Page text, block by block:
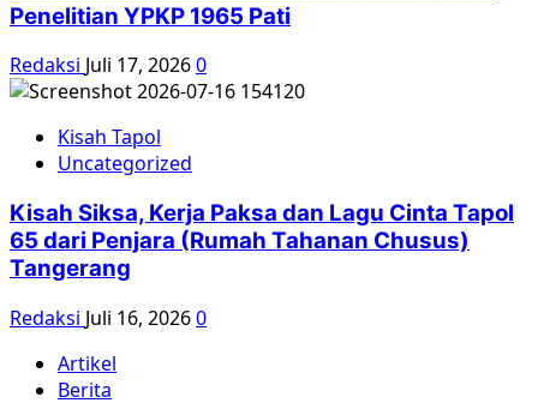
Penelitian YPKP 1965 Pati
Redaksi Juli 17, 20260
Kisah Tapol
Uncategorized
Kisah Siksa, Kerja Paksa dan Lagu Cinta Tapol
65 dari Penjara (Rumah Tahanan Chusus)
Tangerang
Redaksi Juli 16, 20260
Artikel
Berita